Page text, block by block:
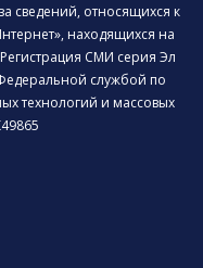
сведений, относящихся к
находящихся на
СМИ серия Эл
службой по
технологий и массовых